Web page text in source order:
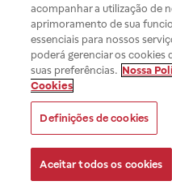
acompanhar a utilização de
aprimoramento de sua
essenciais para nossos
poderá gerenciar os cookies
suas preferências. Nossa
Cookies
Definições de cookies
Aceitar todos os cookies